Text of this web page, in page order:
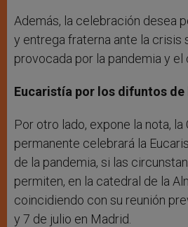
Además, la celebración desea
y entrega fraterna ante la crisis
provocada por la pandemia y el
Eucaristía por los difuntos de
Por otro lado, expone la nota, la
permanente celebrará la
de la pandemia, si las
permiten, en la catedral de la
coincidiendo con su reunión
y 7 de julio en Madrid.